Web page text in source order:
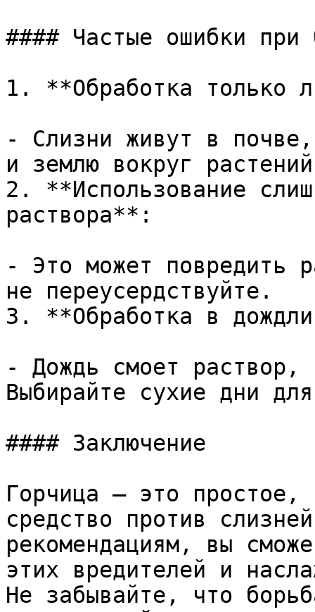
#### Частые ошибки при
1. **Обработка только
- Слизни живут в почве,
и землю вокруг
2. **Использование
раствора**:
- Это может повредить
не переусердствуйте.
3. **Обработка в
- Дождь смоет раствор,
Выбирайте сухие дни
#### Заключение
Горчица — это простое,
средство против
рекомендациям, вы
этих вредителей и
Не забывайте, что